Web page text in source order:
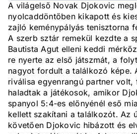
A világelső Novak Djokovic
nyolcaddöntőben kikapott és
zajló keménypályás tenisztorna
A szerb sztár remekül kezdte a
Bautista Agut elleni keddi
re nyerte az első játszmát, a
nagyot fordult a találkozó képe.
riválisa egyenrangú partner
haladtak a játékosok, amikor
spanyol 5:4-es előnyénél eső
kellett szakítani a találkozót. Az
követően Djokovic hibázott és